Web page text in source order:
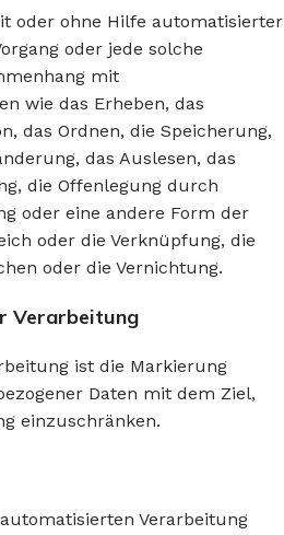
oder ohne Hilfe automatisierter
oder jede solche
mit
wie das Erheben, das
das Ordnen, die Speicherung,
das Auslesen, das
die Offenlegung durch
oder eine andere Form der
oder die Verknüpfung, die
oder die Vernichtung.
Verarbeitung
ist die Markierung
Daten mit dem Ziel,
einzuschränken.
Verarbeitung